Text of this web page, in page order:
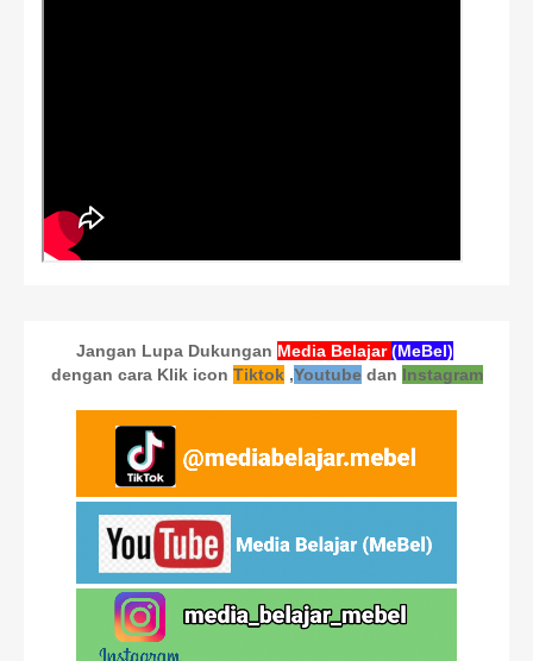
Jangan Lupa Dukungan Media Belajar(MeBel)
dengan cara Klik icon Tiktok,Youtubedan Instagram